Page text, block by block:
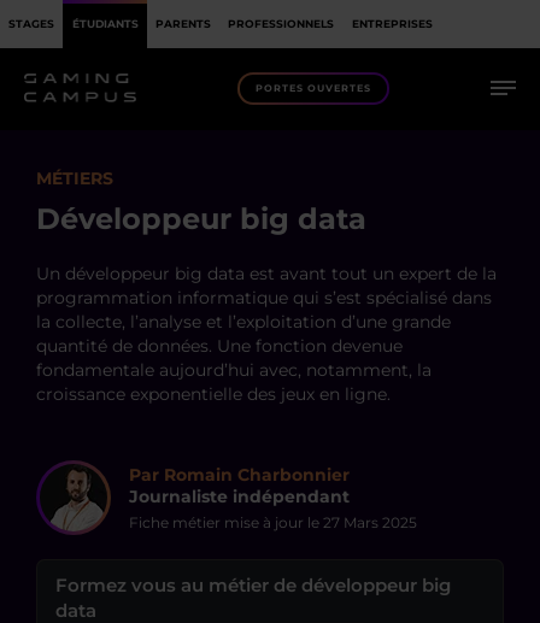
STAGES ÉTUDIANTS PARENTS PROFESSIONNELS ENTREPRISES
PORTES OUVERTES
MÉTIERS
Développeur big data
Un développeur big data est avant tout un expert de la
programmation informatique qui s’est spécialisé dans
la collecte, l’analyse et l’exploitation d’une grande
quantité de données. Une fonction devenue
fondamentale aujourd’hui avec, notamment, la
croissance exponentielle des jeux en ligne.
Par Romain Charbonnier
Journaliste indépendant
Fiche métier mise à jour le 27 Mars 2025
Formez vous au métier de développeur big
data